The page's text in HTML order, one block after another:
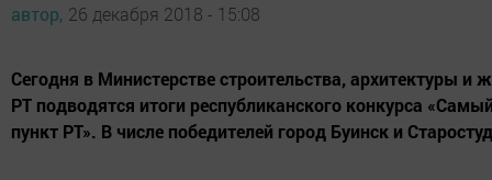
автор, 26 декабря 2018 - 15:08
Сегодня в Министерстве строительства, архитектуры
РТ подводятся итоги республиканского конкурса
пункт РТ». В числе победителей город Буинск и